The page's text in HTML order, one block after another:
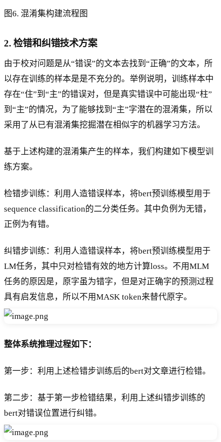
图6. 混淆集构建流程图
2. 检错和纠错技术方案
由于校对问题是从“错误”的文本去找到“正确”的文本，所
以存在训练的样本是是不充分的。举例说明，训练样本中
存在“住”到“主”的错误对，但是真实错误中可能出现“柱”
到“主”的情况，为了能够找到“主”字潜在的混淆集，所以
采用了从已有混淆集挖掘潜在相似字的机器学习方法。
基于上述构建的混淆集产生的样本，我们构建如下模型训
练方案。
检错步训练：利用人造错误样本，将bert预训练模型用于
sequence classification的二分类任务。其中负例为无错，
正例为有错。
纠错步训练：利用人造错误样本，将bert预训练模型用于
LM任务，其中只对检错有效的地方计算loss。不用MLM
任务的原因是，原字虽为错字，但是对正确字的预测过程
具有启发信息，所以不用MASK token来替代原字。
整体系统推理过程如下：
第一步：利用上述检错步训练后的bert对文章进行检错。
第二步：基于第一步检错结果，利用上述纠错步训练的
bert对错误位置进行纠错。